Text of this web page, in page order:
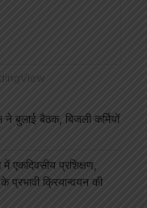
बैठक, बिजली कर्मियों
एकदिवसीय प्रशिक्षण,
प्रभावी क्रियान्वयन की